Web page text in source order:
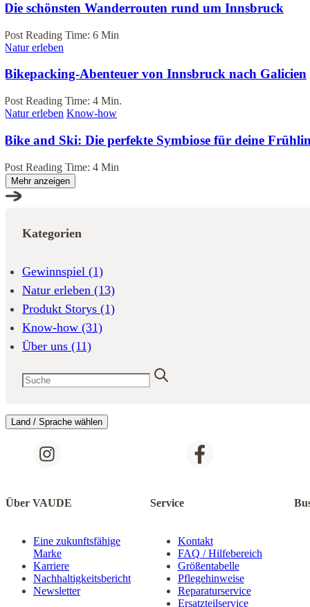
Die schönsten Wanderrouten rund um Innsbruck
Post Reading Time: 6 Min
Natur erleben
Bikepacking-Abenteuer von Innsbruck nach Galicien
Post Reading Time: 4 Min.
Natur erleben Know-how
Bike and Ski: Die perfekte Symbiose für deine
Post Reading Time: 4 Min
Mehr anzeigen
Kategorien
Gewinnspiel (1)
Natur erleben (13)
Produkt Storys (1)
Know-how (31)
Über uns (11)
Land / Sprache wählen
Über VAUDE
Eine zukunftsfähige
Marke
Karriere
Nachhaltigkeitsbericht
Newsletter
Service
Kontakt
FAQ / Hilfebereich
Größentabelle
Pflegehinweise
Reparaturservice
Ersatzteilservice